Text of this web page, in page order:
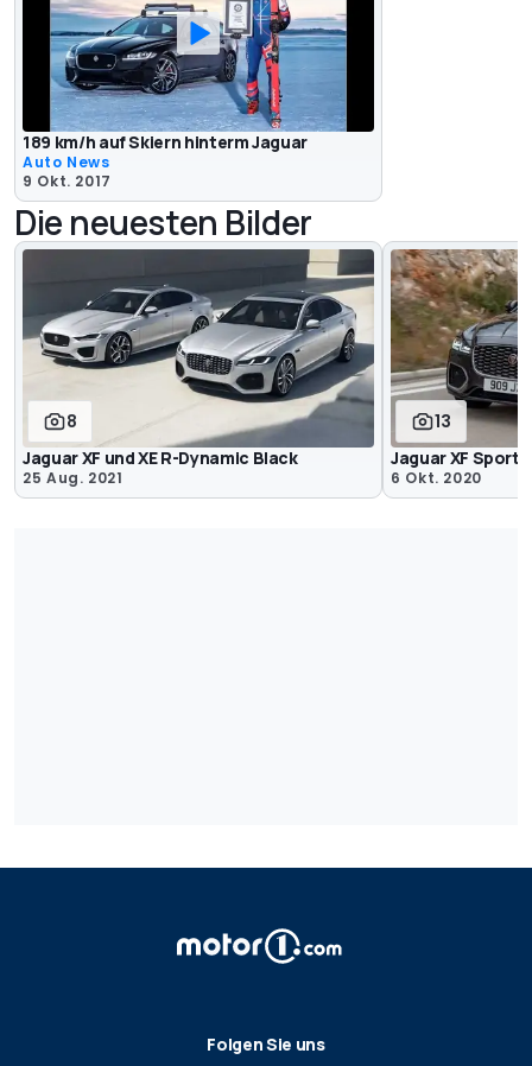
189 km/h auf Skiern hinterm Jaguar
Auto News
9 Okt. 2017
Die neuesten Bilder
8
Jaguar XF und XE R-Dynamic Black
25 Aug. 2021
13
Jaguar XF
6 Okt. 2020
Folgen Sie uns